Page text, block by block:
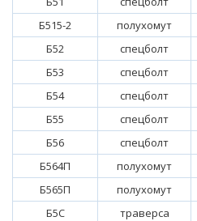
Б515-2
полухомут
Б52
спецболт
Б53
спецболт
Б54
спецболт
Б55
спецболт
Б56
спецболт
Б564П
полухомут
Б565П
полухомут
Б5С
траверса